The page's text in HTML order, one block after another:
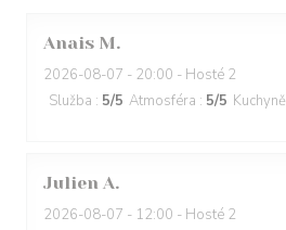
Anais M
2026-08-07 - 20:00 - Hosté 2
Služba : 5/5 Atmosféra : 5/5 Kuchyně
Julien A
2026-08-07 - 12:00 - Hosté 2